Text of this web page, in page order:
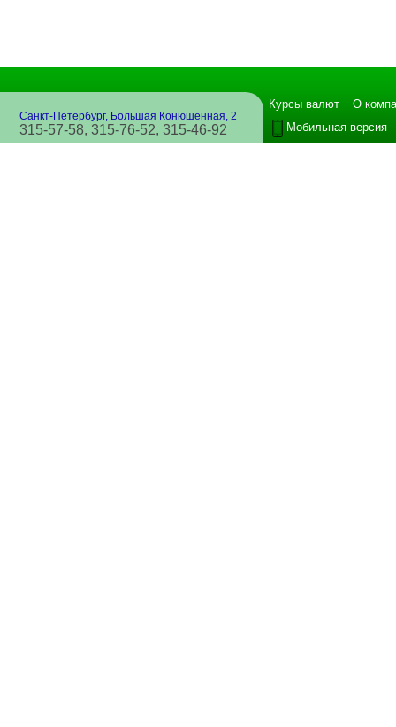
Санкт-Петербург, Большая Конюшенная, 2
315-57-58, 315-76-52, 315-46-92
Курсы валют
О
Мобильная версия